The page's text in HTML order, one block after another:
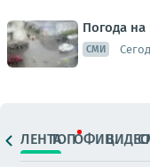
Погода
СМИ
ЛЕНТАТОПОФИЦ.ВИДЕО